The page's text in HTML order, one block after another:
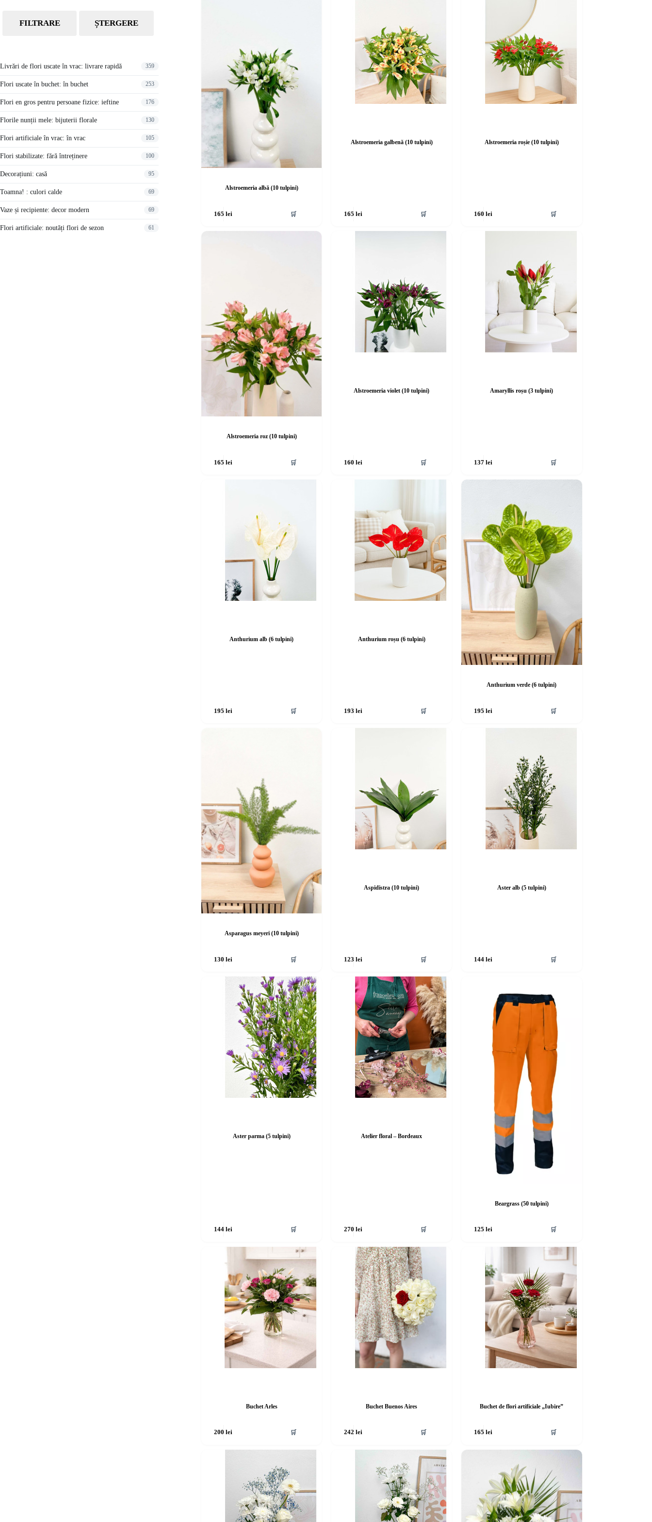
Alstroemeria albă (10 tulpini)
165 lei 🛒
Alstroemeria galbenă (10 tulpini)
165lei 🛒
Alstroemeria roșie (10 tulpini)
160lei 🛒
Alstroemeria roz (10 tulpini)
165 lei 🛒
Alstroemeria violet (10 tulpini)
160lei 🛒
Amaryllis roșu (3 tulpini)
137lei 🛒
Anthurium alb (6 tulpini)
195 lei 🛒
Anthurium roșu (6 tulpini)
193lei 🛒
Anthurium verde (6 tulpini)
195lei 🛒
Asparagus meyeri (10 tulpini)
130 lei 🛒
Aspidistra (10 tulpini)
123lei 🛒
Aster alb (5 tulpini)
144lei 🛒
Aster parma (5 tulpini)
144 lei 🛒
Atelier floral – Bordeaux
270lei 🛒
Beargrass (50 tulpini)
125lei 🛒
Buchet Arles
200 lei 🛒
Buchet Buenos Aires
242lei 🛒
Buchet de flori artificiale „Iubire”
165lei 🛒
FILTRARE ȘTERGERE
Livrări de flori uscate în vrac: livrare rapidă 359
Flori uscate în buchet: în buchet 253
Flori en gros pentru persoane fizice: ieftine 176
Florile nunții mele: bijuterii florale 130
Flori artificiale în vrac: în vrac 105
Flori stabilizate: fără întreținere 100
Decorațiuni: casă 95
Toamna! : culori calde 69
Vaze și recipiente: decor modern 69
Flori artificiale: noutăți flori de sezon 61